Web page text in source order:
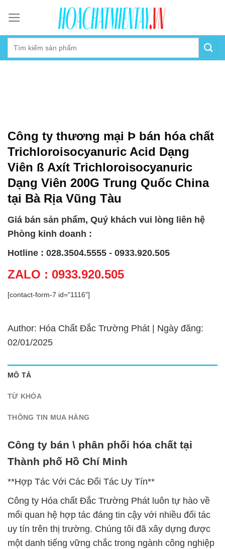
content
Công ty thương mại Þ bán hóa chất
Trichloroisocyanuric Acid Dạng
Viên ß Axít Trichloroisocyanuric
Dạng Viên 200G Trung Quốc China
tại Bà Rịa Vũng Tàu
Giá bán sản phẩm, Quý khách vui lòng liên hệ
Phòng kinh doanh :
Hotline : 028.3504.5555 - 0933.920.505
ZALO : 0933.920.505
[contact-form-7 id="1116"]
Author: Hóa Chất Đắc Trường Phát | Ngày đăng:
02/01/2025
MÔ TẢ
TỪ KHÓA
THÔNG TIN MUA HÀNG
Công ty bán \ phân phối hóa chất tại
Thành phố Hồ Chí Minh
**Hợp Tác Với Các Đối Tác Uy Tín**
Công ty Hóa chất Đắc Trường Phát luôn tự hào về
mối quan hệ hợp tác đáng tin cậy với nhiều đối tác
uy tín trên thị trường. Chúng tôi đã xây dựng được
một danh tiếng vững chắc trong ngành công nghiệp